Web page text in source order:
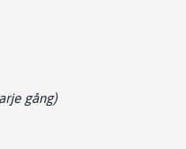
gång)